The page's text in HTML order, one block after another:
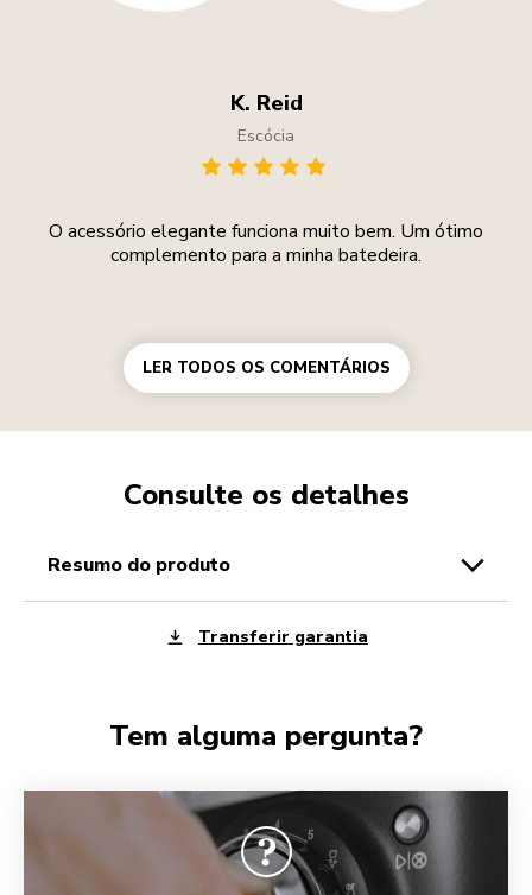
K. Reid
Escócia
O acessório elegante funciona muito bem. Um ótimo
complemento para a minha batedeira.
LER TODOS OS COMENTÁRIOS
Consulte os detalhes
resumo do produto
Transferir garantia
Tem alguma pergunta?